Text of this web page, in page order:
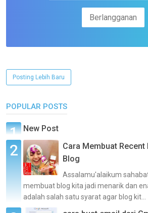
Posting Lebih Baru
POPULAR POSTS
New Post
Cara Membuat Recent
Blog
Assalamu'alaikum
membuat blog kita jadi menarik dan
adalah salah satu syarat agar blog kit...